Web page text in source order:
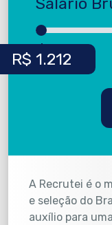
A Recrutei é o
e seleção do
auxílio para